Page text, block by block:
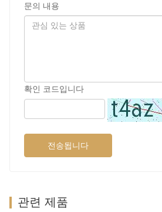
문의 내용
확인 코드입니다
전송됩니다
관련 제품